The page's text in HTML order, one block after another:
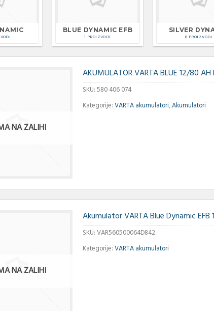
BLUE DYNAMIC EFB
1 PROIZVODI
SILVER
8 PROIZVODI
NA ZALIHI
AKUMULATOR VARTA BLUE 12/80 AH
SKU:580 406 074
Kategorije:VARTA akumulatori,Akumulatori
NA ZALIHI
Akumulator VARTA Blue Dynamic EFB
SKU:VAR560500064D842
Kategorije:VARTA akumulatori